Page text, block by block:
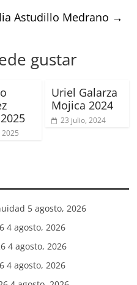
Astudillo Medrano →
gustar
Uriel Galarza
Mojica 2024
23 julio, 2024
5 agosto, 2026
4 agosto, 2026
4 agosto, 2026
4 agosto, 2026